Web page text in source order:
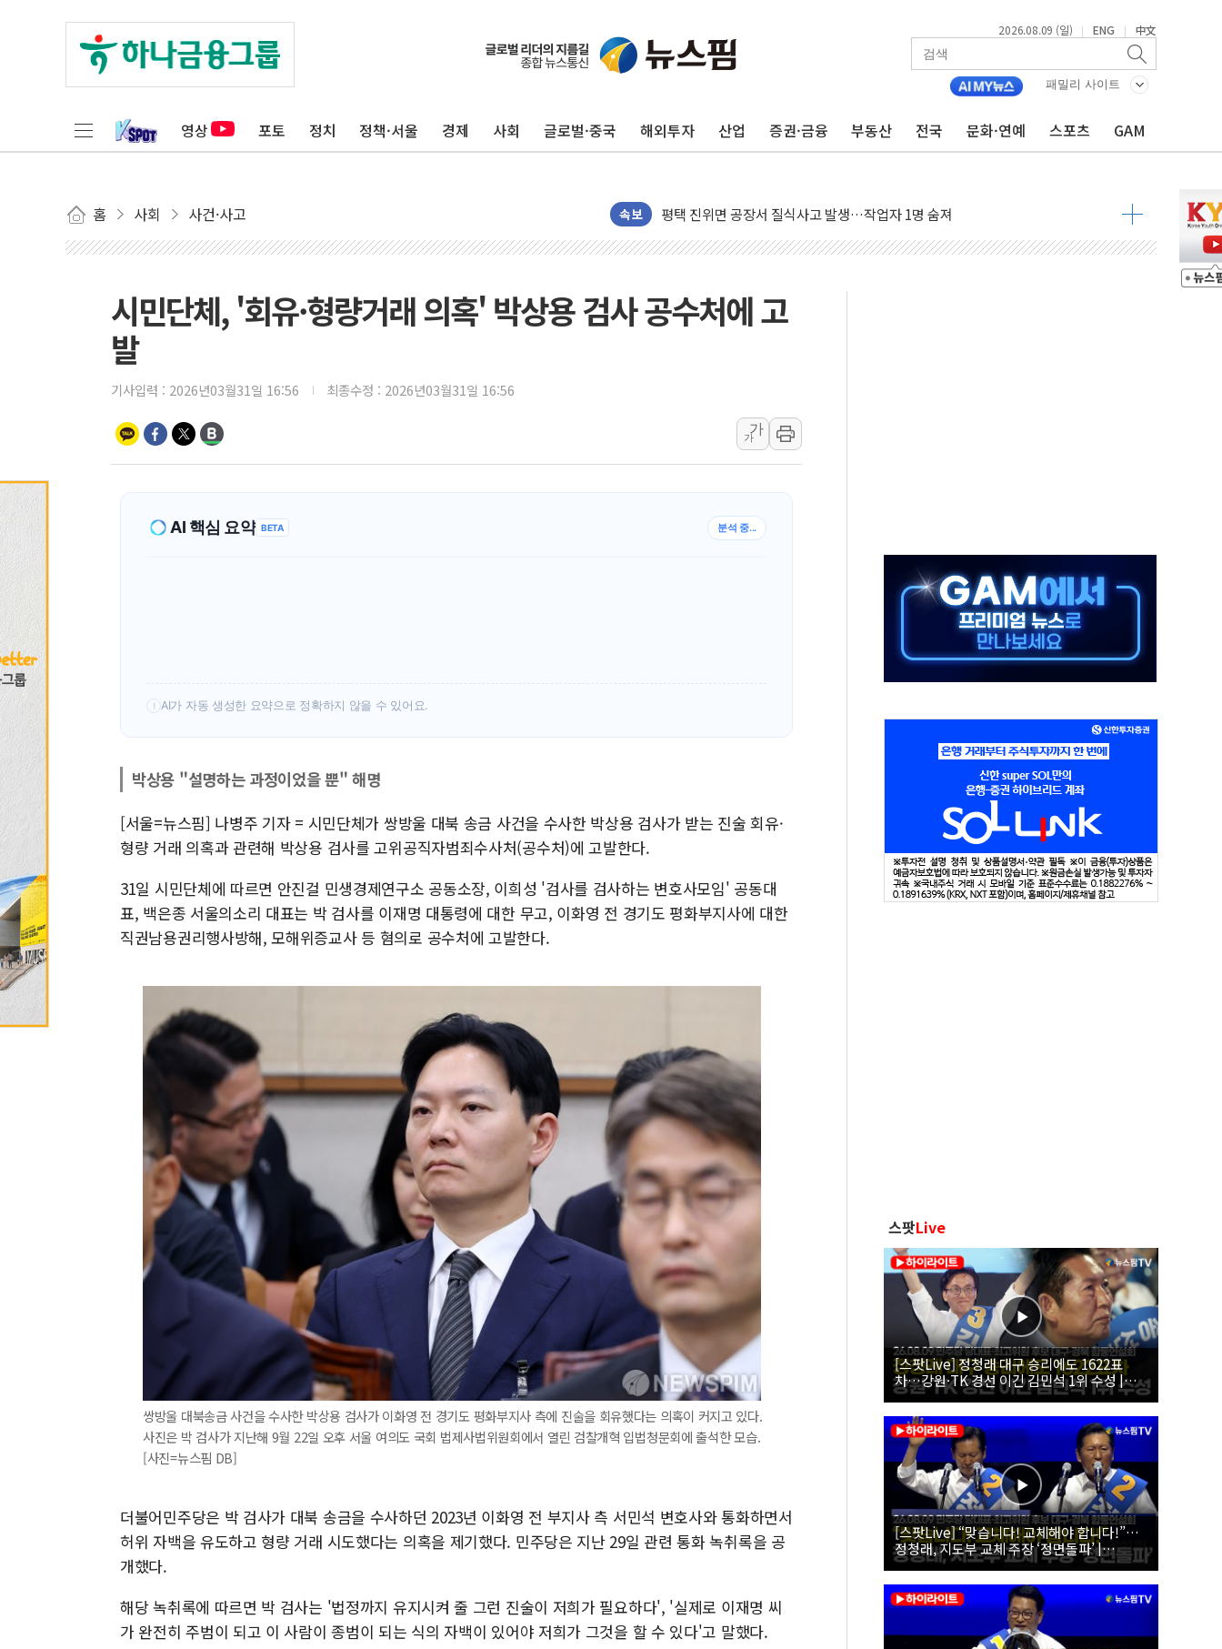
2026.08.09 (일) | ENG | 中文
패밀리 사이트
영상 포토 정치 정책·서울 경제 사회 글로벌·중국 해외투자 산업 증권·금융 부동산 전국 문화·연예 스포츠 GAM
홈 사회 사건·사고 속보
포항 블루밸리 국가산단에 '철강 AI융합실증센터' 들어선다
상주 낙동강 선착장 하류서 50대 숨진 채 발견...경찰, 조사 중
민주당 경북도당위원장에 오중기 당선...합산득표율 68.63%
인천서 말다툼 중 어머니 살해 10대 구속…범행 후 반려견도 죽여
[속보] 민주, 대구 경선 결과 발표...정청래 47.82% 김민석 46.35% 송영길 5.83%
[속보] 민주, 강원 경선 결과 발표...김민석 50.30% 정청래 41.94% 송영길 7.76%
최태원, 노소영에 9440억 지급 확정되나…재상고 앞두고 막판 셈법
하나금융, 명동 소상공인에 '행복상자' 전달
인천시 광복절 현수막 '태극기 거꾸로' 논란…이틀만에 철거
병무청, 보충역 전면 손질… 예술·체육요원 최대 33% 감축
홈플러스發 대형마트 판매, 역대 최대폭 감소한 9.4%↓…유통업계 양극화 심화
윤준병·이해민 의원, '정부 특사'로 콜롬비아 대통령 취임식 참석
'호우·산사태 주의보' 울진 시간당 30mm 강한 비...호우 피해 없어
시민단체, '회유·형량거래 의혹' 박상용 검사 공수처에 고
발
기사입력 : 2026년03월31일 16:56 최종수정 : 2026년03월31일 16:56
가
가
AI 핵심 요약 BETA 분석 중...
! AI가 자동 생성한 요약으로 정확하지 않을 수 있어요.
박상용 "설명하는 과정이었을 뿐" 해명
[서울=뉴스핌] 나병주 기자 = 시민단체가 쌍방울 대북 송금 사건을 수사한 박상용 검사가 받는 진술 회유·
형량 거래 의혹과 관련해 박상용 검사를 고위공직자범죄수사처(공수처)에 고발한다.
31일 시민단체에 따르면 안진걸 민생경제연구소 공동소장, 이희성 '검사를 검사하는 변호사모임' 공동대
표, 백은종 서울의소리 대표는 박 검사를 이재명 대통령에 대한 무고, 이화영 전 경기도 평화부지사에 대한
직권남용권리행사방해, 모해위증교사 등 혐의로 공수처에 고발한다.
쌍방울 대북송금 사건을 수사한 박상용 검사가 이화영 전 경기도 평화부지사 측에 진술을 회유했다는 의혹이 커지고 있다.
사진은 박 검사가 지난해 9월 22일 오후 서울 여의도 국회 법제사법위원회에서 열린 검찰개혁 입법청문회에 출석한 모습.
[사진=뉴스핌 DB]
더불어민주당은 박 검사가 대북 송금을 수사하던 2023년 이화영 전 부지사 측 서민석 변호사와 통화하면서
허위 자백을 유도하고 형량 거래 시도했다는 의혹을 제기했다. 민주당은 지난 29일 관련 통화 녹취록을 공
개했다.
해당 녹취록에 따르면 박 검사는 '법정까지 유지시켜 줄 그런 진술이 저희가 필요하다', '실제로 이재명 씨
가 완전히 주범이 되고 이 사람이 종범이 되는 식의 자백이 있어야 저희가 그것을 할 수 있다'고 말했다.
스팟Live
[스팟Live] 정청래 대구 승리에도 1622표
차…강원·TK 경선 이긴 김민석 1위 수성 |
26.08.09 더불어민주당 당대표·최고위원 후
보 대구·경북 합동연설회
[스팟Live] “맞습니다! 교체해야 합니다!”…
정청래, 지도부 교체 주장 ‘정면돌파’ |
26.08.09 더불어민주당 당대표·최고위원 후
보 대구·경북 합동연설회